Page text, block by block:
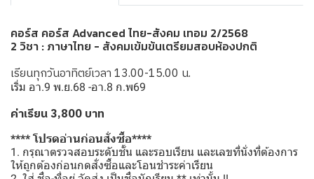
คอร์ส คอร์ส Advanced ไทย-สังคม เทอม 2/2568
2 วิชา : ภาษาไทย - สังคมเข้มข้นเตรียมสอบห้องปกติ
เรียนทุกวันอาทิตย์เวลา 13.00-15.00 น.
เริ่ม อา.9 พ.ย.68 -อา.8 ก.พ69
ค่าเรียน 3,800 บาท
**** โปรดอ่านก่อนสั่งซื้อ****
1. กรุณาตรวจสอบระดับชั้น และรอบเรียน และเลขที่นั่งที่ต้องการ
ให้ถูกต้องก่อนกดสั่งซื้อและโอนชำระค่าเรียน